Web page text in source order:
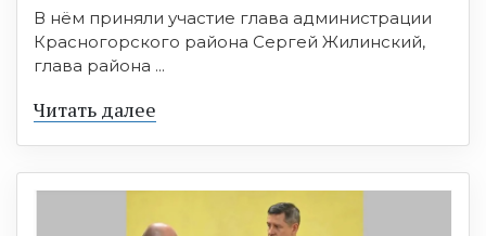
В нём приняли участие глава администрации
Красногорского района Сергей Жилинский,
глава района ...
Читать далее